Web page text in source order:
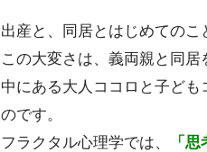
出産と、同居とはじめてのこ
この大変さは、義両親と同
中にある大人ココロと子ど
のです。
フラクタル心理学では、
「